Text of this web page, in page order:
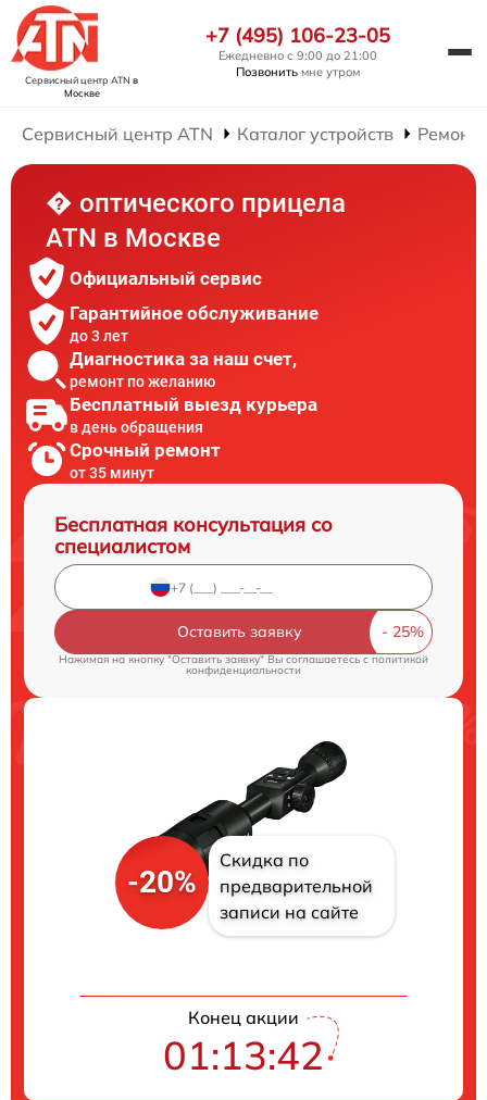
Сервисный центр ATN в
Москве
+7 (495) 106-23-05
Ежедневно с 9:00 до 21:00
Позвонить мне утром
Сервисный центр ATN Каталог устройств Ремонт
� оптического прицела
ATN в Москве
Официальный сервис
Гарантийное обслуживание
до 3 лет
Диагностика за наш счет,
ремонт по желанию
Бесплатный выезд курьера
в день обращения
Срочный ремонт
от 35 минут
Бесплатная консультация со
специалистом
Оставить заявку
Нажимая на кнопку "Оставить заявку" Вы соглашаетесь cполитикой
конфиденциальности
-20%
Скидка по
предварительной
записи на сайте
Конец акции
01:13:41